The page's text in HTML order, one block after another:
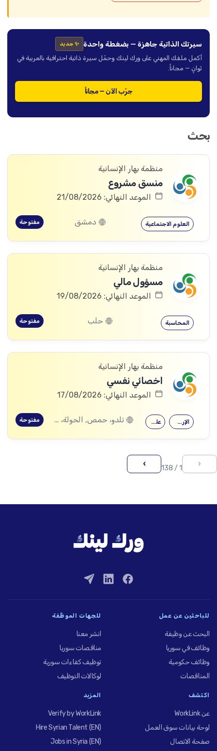
سيرتك الذاتية جاهزة — بضغطة واحدة ✨ جديد
أكمل ملفك المهني على ورك لينك وحمّل سيرة ذاتية احترافية بالعربية في
ثوانٍ — مجاناً.
جرّب الآن — مجاناً
بحث
منظمة بهار الإنسانية
منسق مشروع
الموعد النهائي: 21/08/2026
العلوم الاجتماعية دمشق مفتوحة
منظمة بهار الإنسانية
مسؤول مالي
الموعد النهائي: 19/08/2026
المحاسبة حلب مفتوحة
منظمة بهار الإنسانية
اخصائي نفسي
الموعد النهائي: 17/08/2026
علم النفس الإرشاد النفسي تلدو، حمص, الحولة، حمص مفتوحة
‹
1 / 138
›
للباحثين عن عمل
البحث عن وظيفة
وظائف في سوريا
وظائف حكومية
المناقصات
للجهات الموظِّفة
انشر معنا
مناقصات سوريا
توظيف كفاءات سورية
لوكالات التوظيف
اكتشف
عن WorkLink
لوحة بيانات سوق العمل
صفحة الاتصال
المزيد
Verify by WorkLink
Hire Syrian Talent (EN)
Jobs in Syria (EN)